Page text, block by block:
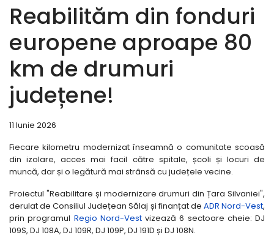
Reabilităm din fonduri
europene aproape 80
km de drumuri
județene!
11 Iunie 2026
Fiecare kilometru modernizat înseamnă o comunitate scoasă
din izolare, acces mai facil către spitale, școli și locuri de
muncă, dar și o legătură mai strânsă cu județele vecine.
Proiectul "Reabilitare și modernizare drumuri din Țara Silvaniei",
derulat de Consiliul Județean Sălaj și finanțat de ADR Nord-Vest,
prin programul Regio Nord-Vestvizează 6 sectoare cheie: DJ
109S, DJ 108A, DJ 109R, DJ 109P, DJ 191D și DJ 108N.